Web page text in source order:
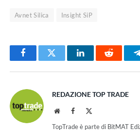
Avnet Silica Insight SiP
FacebookTwitter LinkedInReddit
REDAZIONE TOP TRADE
WebsiteFacebook
TopTrade è parte di BitMAT